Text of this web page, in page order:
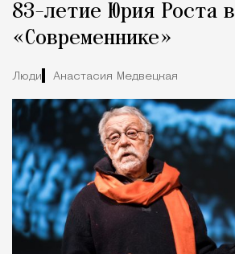
83-летие Юрия Роста в
«Современнике»
Люди Анастасия Медвецкая